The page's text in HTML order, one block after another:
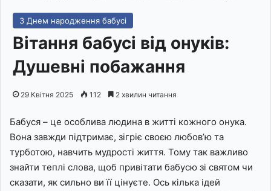
З Днем народження бабусі
Вітання бабусі від онуків:
Душевні побажання
29 Квітня 2025 112 2 хвилин читання
Бабуся – це особлива людина в житті кожного онука.
Вона завжди підтримає, зігріє своєю любов’ю та
турботою, навчить мудрості життя. Тому так важливо
знайти теплі слова, щоб привітати бабусю зі святом чи
сказати, як сильно ви її цінуєте. Ось кілька ідей